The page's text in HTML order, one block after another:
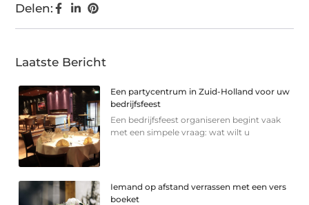
Delen:
Laatste Bericht
Een partycentrum in Zuid-Holland voor uw
bedrijfsfeest
Een bedrijfsfeest organiseren begint vaak
met een simpele vraag: wat wilt u
Iemand op afstand verrassen met een vers
boeket